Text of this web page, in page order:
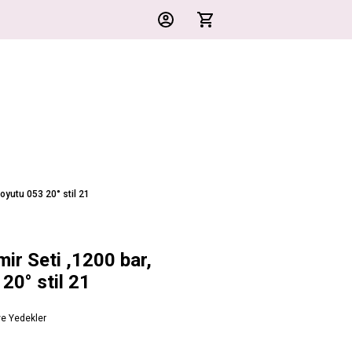
053 20° stil 21
Seti ,1200 bar,
stil 21
Yedekler